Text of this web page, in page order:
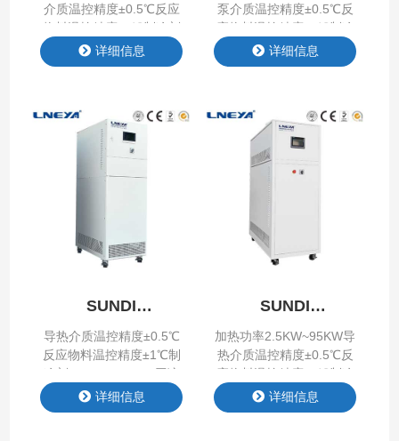
介质温控精度±0.5℃反应
物料温控精度±1℃制冷剂
R-404A/R507C压缩机泰
康/思科普重量
详细信息
泵介质温控精度±0.5℃反
应物料温控精度±1℃制冷
剂R-404A/R507C压缩机
海立/松下/艾默生谷轮/涡
详细信息
SUNDI
-25℃~200℃
导热介质温控精度±0.5℃
反应物料温控精度±1℃制
冷剂R-404A/R507C压缩
机泰康/艾默生谷轮压缩
机/涡旋压缩机重量
详细信息
SUNDI
-25℃~200℃
加热功率2.5KW~95KW导
热介质温控精度±0.5℃反
应物料温控精度±1℃制冷
剂R-404A/R507C压缩机
泰康/艾默生谷轮/涡旋压
详细信息